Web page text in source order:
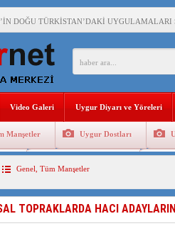
DOĞU TÜRKİSTAN’DAKİ UYGULAMALARI
AKADEMİSİ BAŞKANI DOÇ.DR.KAAN :
UYGUR POLİTİKALARINI ÖVEN DİYANET
URUMÇİ KATLİAMI MESAJİ :
ÇİN’DEN “FETİHLER SULTANI
PARTİSİ İLÇE BAŞKANI : TEMMUZ
Video Galeri Uygur Diyarı ve Yöreleri
Manşetler Uygur Dostları
Genel Tüm Manşetler
TOPRAKLARDA HACI